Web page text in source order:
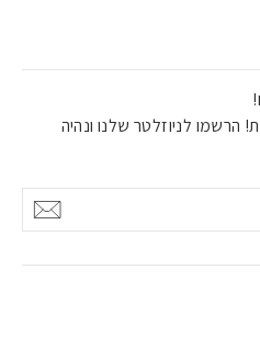
הרשמו לניוזלטר שלנו ונהיה